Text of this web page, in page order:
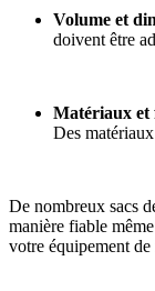
Volume et
doivent être
Matériaux et
Des
De nombreux sacs
manière fiable
votre équipement